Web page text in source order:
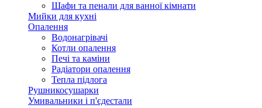
Шафи та пенали для ванної кімнати
Мийки для кухні
Опалення
Водонагрівачі
Котли опалення
Печі та каміни
Радіатори опалення
Тепла підлога
Рушникосушарки
Умивальники і п'єдестали